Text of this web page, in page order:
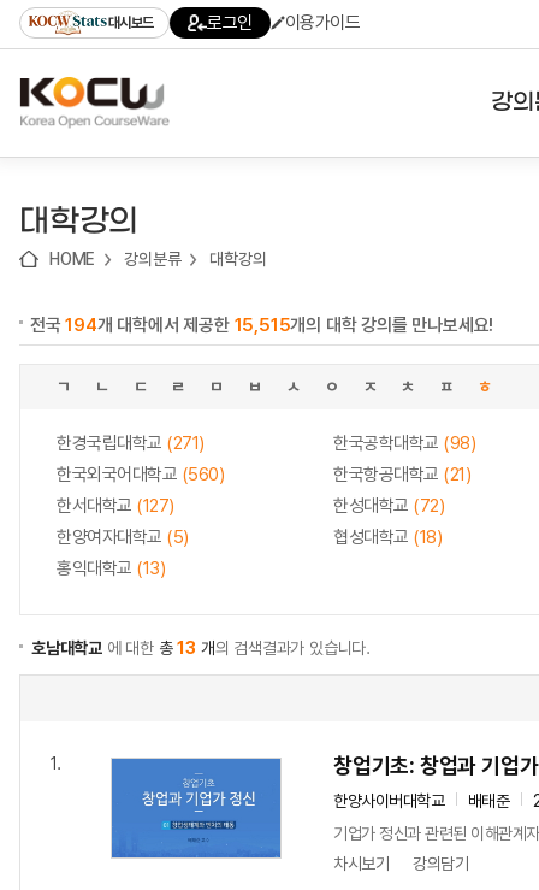
기
기
기
content)
가
대시보드 로그인 이용가이드
강
대학강의
HOME 강의분류 대학강의
전국194개 대학에서 제공한 15,515개의 대학 강의를 만나보세요!
ㄱ ㄴ ㄷ ㄹ ㅁ ㅂ ㅅ ㅇ ㅈ ㅊ ㅍ ㅎ
한경국립대학교 (271) 한국공학대학교 (98)
한국외국어대학교 (560) 한국항공대학교 (21)
한서대학교 (127) 한성대학교 (72)
한양여자대학교 (5) 협성대학교 (18)
홍익대학교 (13)
호남대학교 에 대한 총13 개의 검색결과가 있습니다.
1. 창업기초: 창업과 기업
한양사이버대학교 배태준
기업가 정신과 관련된 이해관계
차시보기
강의담기